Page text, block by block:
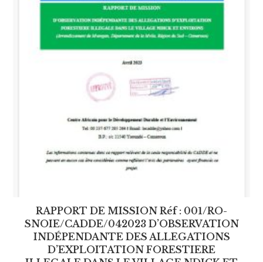
RAPPORT DE MISSION Réf : 001/RO-
SNOIE/CADDE/042023 D’OBSERVATION
INDÉPENDANTE DES ALLEGATIONS
D’EXPLOITATION FORESTIERE